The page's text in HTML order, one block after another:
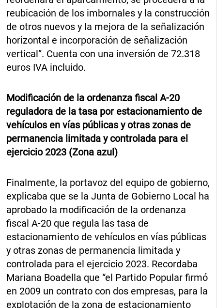
reubicación de los imbornales y la construcción
de otros nuevos y la mejora de la señalización
horizontal e incorporación de señalización
vertical”. Cuenta con una inversión de 72.318
euros IVA incluido.
Modificación de la ordenanza fiscal A-20
reguladora de la tasa por estacionamiento de
vehículos en vías públicas y otras zonas de
permanencia limitada y controlada para el
ejercicio 2023 (Zona azul)
Finalmente, la portavoz del equipo de gobierno,
explicaba que se la Junta de Gobierno Local ha
aprobado la modificación de la ordenanza
fiscal A-20 que regula las tasa de
estacionamiento de vehículos en vías públicas
y otras zonas de permanencia limitada y
controlada para el ejercicio 2023. Recordaba
Mariana Boadella que “el Partido Popular firmó
en 2009 un contrato con dos empresas, para la
explotación de la zona de estacionamiento